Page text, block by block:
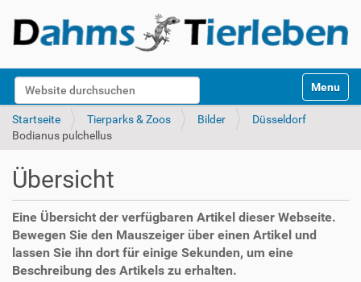
Website durchsuchen
k
Toggle
Startseite Tierparks & Zoos Bilder
Düsseldorf
Bodianus pulchellus
Übersicht
Eine Übersicht der verfügbaren Artikel dieser Webseite.
Bewegen Sie den Mauszeiger über einen Artikel und
lassen Sie ihn dort für einige Sekunden, um eine
Beschreibung des Artikels zu erhalten.